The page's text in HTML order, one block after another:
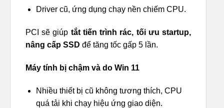
Driver cũ, ứng dụng chạy nền chiếm CPU.
PCI sẽ giúp tắt tiến trình rác, tối ưu startup,
nâng cấp SSD để tăng tốc gấp 5 lần.
Máy tính bị chậm và do Win 11
Nhiều thiết bị cũ không tương thích, CPU
quá tải khi chạy hiệu ứng giao diện.